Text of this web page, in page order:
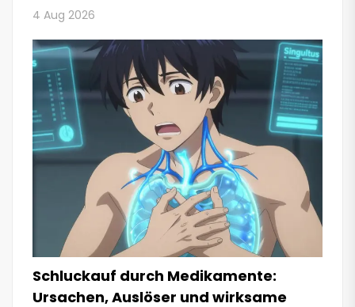
4 Aug 2026
Schluckauf durch Medikamente:
Ursachen, Auslöser und wirksame